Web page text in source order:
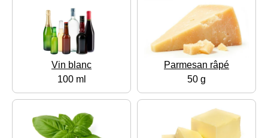
Vin blanc
100 ml
Parmesan râpé
50 g